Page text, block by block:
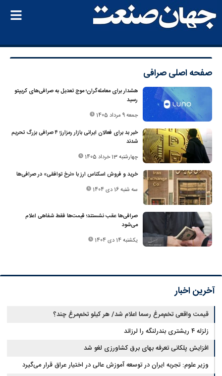
صفحه اصلیصرافی
هشدار برای معامله‌گران؛ موج تعدیل به صرافی‌های کریپتو
رسید
جمعه 9 مرداد 1405
خبر بد برای فعالان ایرانی بازار رمزارز؛ ۴ صرافی بزرگ تحریم
شدند
چهارشنبه 13 خرداد 1405
خرید و فروش اسکناس ارز با «نرخ توافقی» در صرافی‌ها
سه شنبه 16 دی 1404
صرافی‌ها عقب نشستند؛ قیمت‌ها فقط شفاهی اعلام
می‌شود
یکشنبه 14 دی 1404
آخرین اخبار
قیمت واقعی تخم‌مرغ رسما اعلام شد/ هر کیلو تخم‌مرغ چند؟
زلزله ۴ ریشتری بندرلنگه را لرزاند
افزایش پلکانی تعرفه بهای برق کشاورزی لغو شد
وزیر علوم: تجربه ایران در توسعه آموزش عالی در اختیار عراق قرار می‌گیرد